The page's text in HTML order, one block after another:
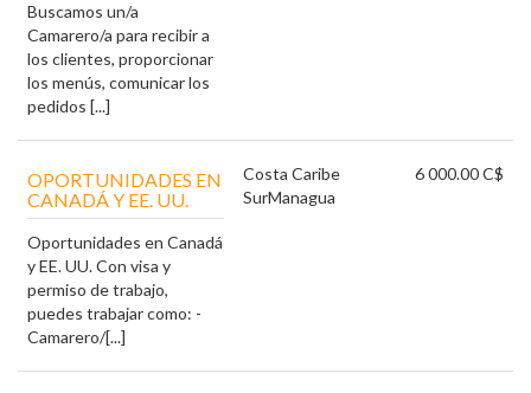
Buscamos un/a
Camarero/a para recibir a
los clientes, proporcionar
los menús, comunicar los
pedidos [...]
OPORTUNIDADES EN
CANADÁ Y EE. UU.
Oportunidades en Canadá
y EE. UU. Con visa y
permiso de trabajo,
puedes trabajar como: -
Camarero/[...]
Costa Caribe
SurManagua
6 000.00 C$